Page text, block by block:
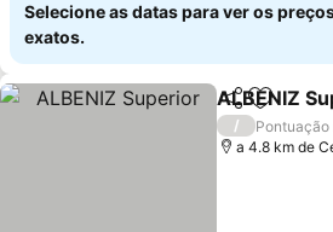
Selecione as datas para ver os
exatos.
Partilhar
ALBENIZ
/
a 4.8 km de